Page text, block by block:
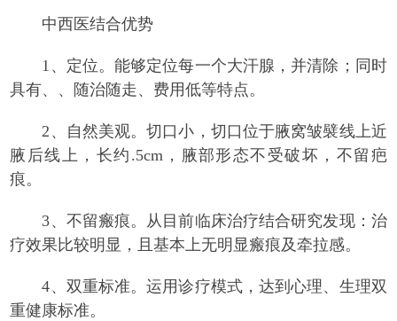
中西医结合优势
1、定位。能够定位每一个大汗腺，并清除；同时
具有、、随治随走、费用低等特点。
2、自然美观。切口小，切口位于腋窝皱襞线上近
腋后线上，长约.5cm，腋部形态不受破坏，不留疤
痕。
3、不留瘢痕。从目前临床治疗结合研究发现：治
疗效果比较明显，且基本上无明显瘢痕及牵拉感。
4、双重标准。运用诊疗模式，达到心理、生理双
重健康标准。